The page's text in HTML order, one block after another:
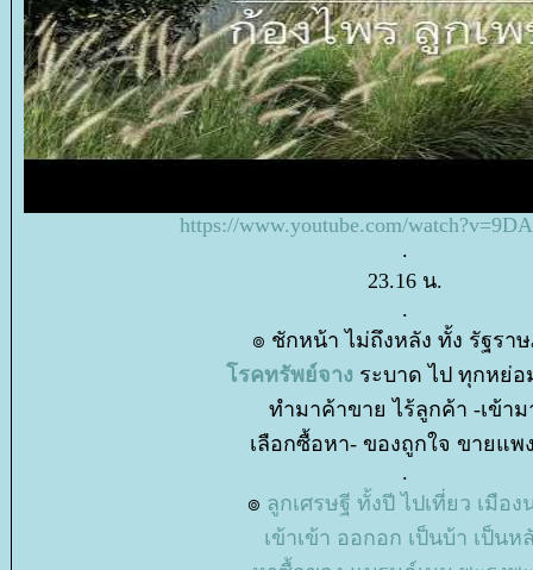
https://www.youtube.com/
.
23.16 น.
.
๏ ชักหน้า ไม่ถึงหลัง ทั้ง รัฐรา
รคทรัพย์จาง ระบาด ไป ทุกหย่
ทำมาค้าขาย ไร้ลูกค้า -เข้าม
เลือกซื้อหา- ของถูกใจ ขายแพ
.
๏ ลูกเศรษฐี ทั้งปี ไปเที่ยว เมือง
เข้าเข้า ออกอก เป็นบ้า เป็นห